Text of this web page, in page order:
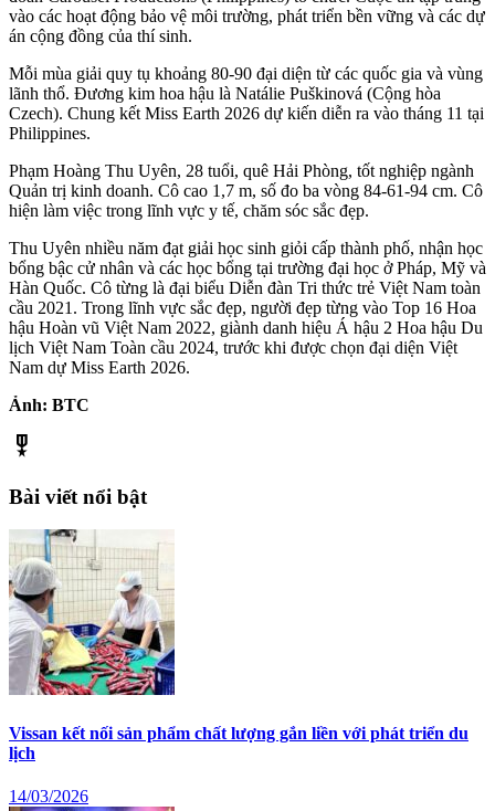
vào các hoạt động bảo vệ môi trường, phát triển bền vững và các dự
án cộng đồng của thí sinh.
Mỗi mùa giải quy tụ khoảng 80-90 đại diện từ các quốc gia và vùng
lãnh thổ. Đương kim hoa hậu là Natálie Puškinová (Cộng hòa
Czech). Chung kết Miss Earth 2026 dự kiến diễn ra vào tháng 11 tại
Philippines.
Phạm Hoàng Thu Uyên, 28 tuổi, quê Hải Phòng, tốt nghiệp ngành
Quản trị kinh doanh. Cô cao 1,7 m, số đo ba vòng 84-61-94 cm. Cô
hiện làm việc trong lĩnh vực y tế, chăm sóc sắc đẹp.
Thu Uyên nhiều năm đạt giải học sinh giỏi cấp thành phố, nhận học
bổng bậc cử nhân và các học bổng tại trường đại học ở Pháp, Mỹ và
Hàn Quốc. Cô từng là đại biểu Diễn đàn Tri thức trẻ Việt Nam toàn
cầu 2021. Trong lĩnh vực sắc đẹp, người đẹp từng vào Top 16 Hoa
hậu Hoàn vũ Việt Nam 2022, giành danh hiệu Á hậu 2 Hoa hậu Du
lịch Việt Nam Toàn cầu 2024, trước khi được chọn đại diện Việt
Nam dự Miss Earth 2026.
Ảnh: BTC
military_tech
Bài viết nổi bật
Vissan kết nối sản phẩm chất lượng gắn liền với phát triển du
lịch
14/03/2026